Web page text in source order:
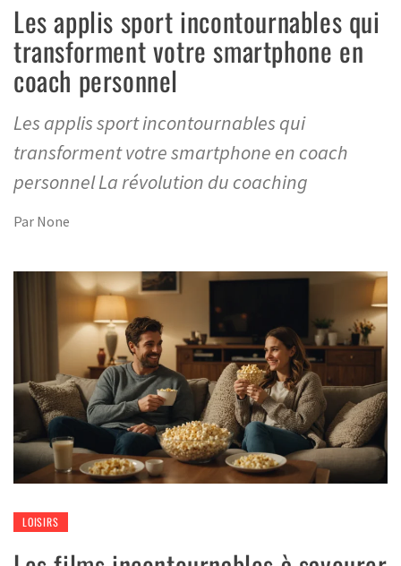
Les applis sport incontournables qui
transforment votre smartphone en
coach personnel
Les applis sport incontournables qui
transforment votre smartphone en coach
personnel La révolution du coaching
Par None
LOISIRS